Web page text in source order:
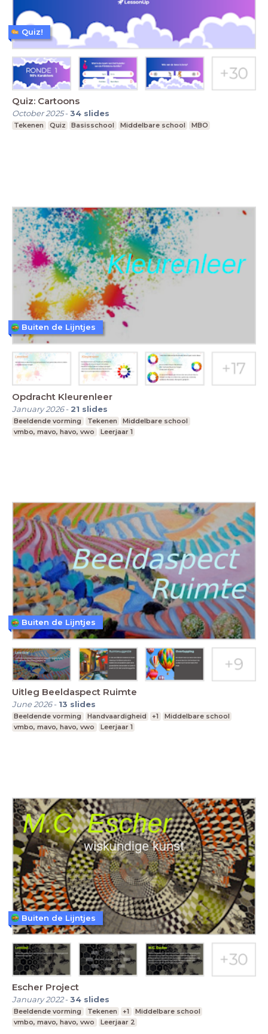
Quiz: Cartoons
October 2025-34 slides
Tekenen Quiz Basisschool Middelbare school MBO
Quiz!
Opdracht Kleurenleer
January 2026- 21 slides
Beeldende vorming Tekenen
Middelbare school
vmbo, mavo, havo, vwo
Leerjaar 1
Buiten de Lijntjes
Uitleg Beeldaspect Ruimte
June 2026- 13 slides
Beeldende vorming Handvaardigheid +1
Middelbare school
vmbo, mavo, havo, vwo
Leerjaar 1
Buiten de Lijntjes
Escher Project
January 2022-34 slides
Beeldende vorming Tekenen +1
Middelbare school
vmbo, mavo, havo, vwo
Leerjaar 2
Buiten de Lijntjes